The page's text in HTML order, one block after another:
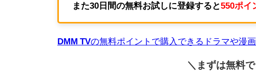
また30日間の無料お試しに登録すると550ポイ
DMM TVの無料ポイントで購入できるドラマや漫
＼まずは無料